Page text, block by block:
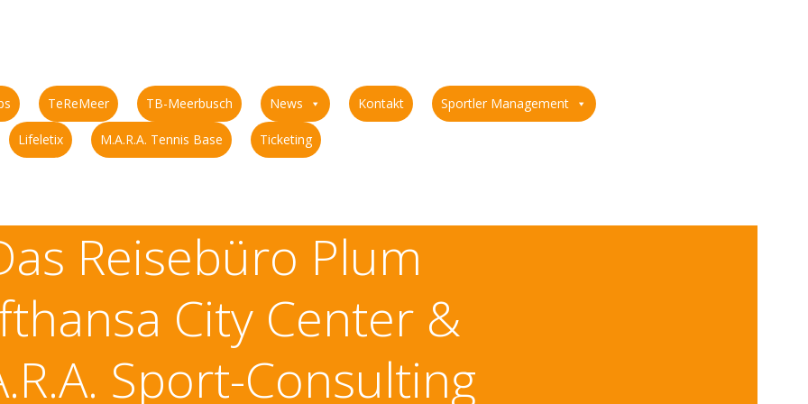
TeReMeer TB-Meerbusch News Kontakt Sportler Management
Lifeletix M.A.R.A. Tennis Base Ticketing
Reisebüro Plum
City Center &
Sport-Consulting